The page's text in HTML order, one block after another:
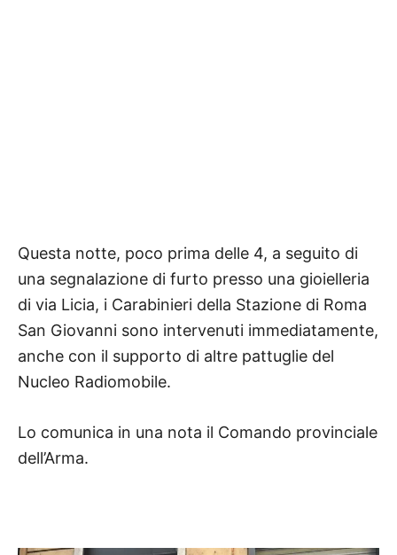
Questa notte, poco prima delle 4, a seguito di
una segnalazione di furto presso una gioielleria
di via Licia, i Carabinieri della Stazione di Roma
San Giovanni sono intervenuti immediatamente,
anche con il supporto di altre pattuglie del
Nucleo Radiomobile.
Lo comunica in una nota il Comando provinciale
dell’Arma.